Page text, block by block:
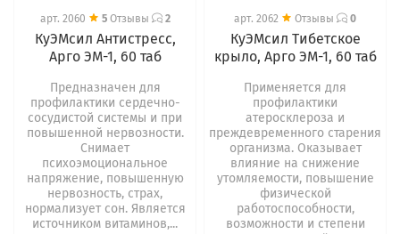
арт. 2060 5Отзывы 2
КуЭМсил Антистресс,
Арго ЭМ-1, 60 таб
Предназначен для
профилактики сердечно-
сосудистой системы и при
повышенной нервозности.
Снимает
психоэмоциональное
напряжение, повышенную
нервозность, страх,
нормализует сон. Является
источником витаминов,...
арт. 2062 Отзывы 0
КуЭМсил Тибетское
крыло, Арго ЭМ-1, 60 таб
Применяется для
профилактики
атеросклероза и
преждевременного старения
организма. Оказывает
влияние на снижение
утомляемости, повышение
физической
работоспособности,
возможности и степени